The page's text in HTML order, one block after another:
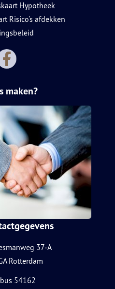
Hypotheek
Risico's afdekken
maken?
37-A
Rotterdam
54162